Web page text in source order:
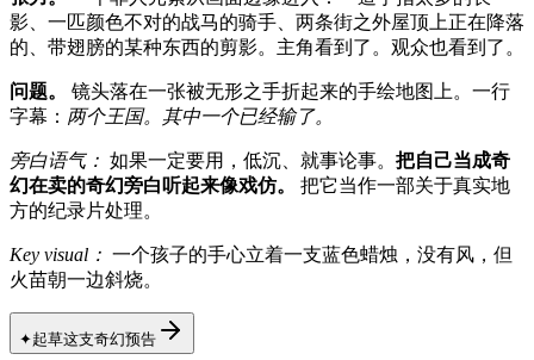
影、一匹颜色不对的战马的骑手、两条街之外屋顶上正在降落
的、带翅膀的某种东西的剪影。主角看到了。观众也看到了。
问题。
镜头落在一张被无形之手折起来的手绘地图上。一行
字幕： 两个王国。其中一个已经输了。
旁白语气： 如果一定要用，低沉、就事论事。 把自己当成奇
幻在卖的奇幻旁白听起来像戏仿。
把它当作一部关于真实地
方的纪录片处理。
Key visual： 一个孩子的手心立着一支蓝色蜡烛，没有风，但
火苗朝一边斜烧。
✦起草这支奇幻预告